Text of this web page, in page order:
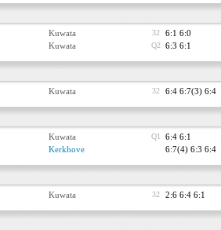
Kuwata 32 6:1 6:0
Kuwata Q2 6:3 6:1
Kuwata 32 6:4 6:7(3) 6:4
Kuwata Q1 6:4 6:1
Kerkhove 6:7(4) 6:3 6:4
Kuwata 32 2:6 6:4 6:1